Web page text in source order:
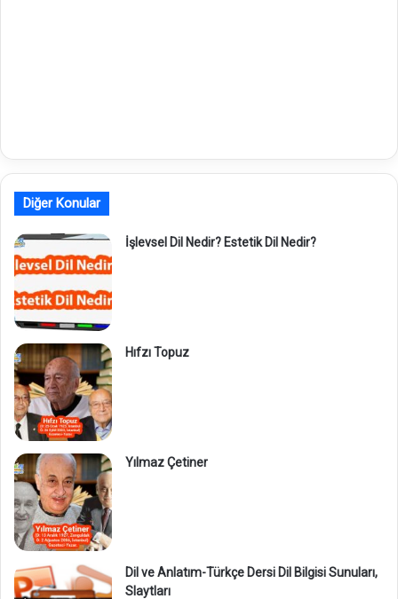
Diğer Konular
İşlevsel Dil Nedir? Estetik Dil Nedir?
Hıfzı Topuz
Yılmaz Çetiner
Dil ve Anlatım-Türkçe Dersi Dil Bilgisi Sunuları,
Slaytları